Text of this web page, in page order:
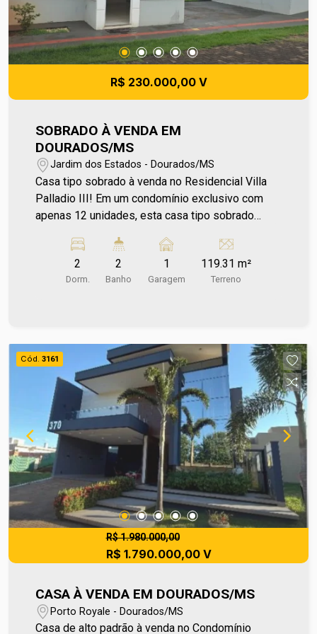
R$ 230.000,00 V
SOBRADO À VENDA EM
DOURADOS/MS
Jardim dos Estados - Dourados/MS
Casa tipo sobrado à venda no Residencial Villa
Palladio III! Em um condomínio exclusivo com
apenas 12 unidades, esta casa tipo sobrado
seguro, ideal para quem valoriza privacidade e
qualidade de vida. Localizada próxima à UBS do
Jardim dos Estados, garante praticidade no dia a
investimento, em um espaço que une conforto,
segurança e um ambiente familiar. Para mais
informações entre em contato e agende sua
visita no número (67) 2108-2121 ou fale
diretamente com nosso Plantão de Vendas pelo
número 67 99255-6175.
2
Dorm.
2
Banho
1
Garagem
119.31 m²
Terreno
Cód. 3161
R$ 1.980.000,00
R$ 1.790.000,00 V
CASA À VENDA EM DOURADOS/MS
Porto Royale - Dourados/MS
Casa de alto padrão à venda no Condomínio